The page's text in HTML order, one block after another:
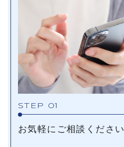
STEP 01
お気軽にご相談ください